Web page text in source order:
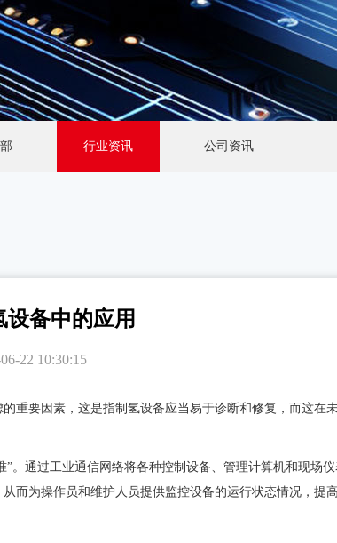
行业资讯 公司资讯
备中的应用
22 10:30:15
要因素，这是指制氢设备应当易于诊断和修复，而这在
通过工业通信网络将各种控制设备、管理计算机和现场仪
而为操作员和维护人员提供监控设备的运行状态情况，提高